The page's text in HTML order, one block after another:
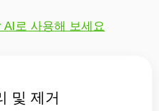
AI로 사용해 보세요
및 제거